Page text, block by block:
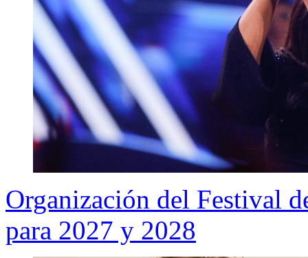
Organización del Festival
para 2027 y 2028